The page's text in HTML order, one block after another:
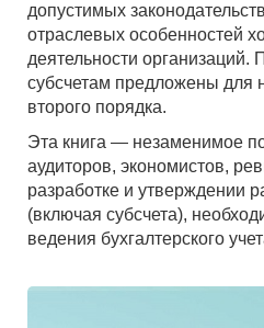
допустимых
отраслевых особенностей
деятельности организаций.
субсчетам предложены для
второго порядка.
Эта книга — незаменимое
аудиторов, экономистов,
разработке и утверждении
(включая субсчета),
ведения бухгалтерского